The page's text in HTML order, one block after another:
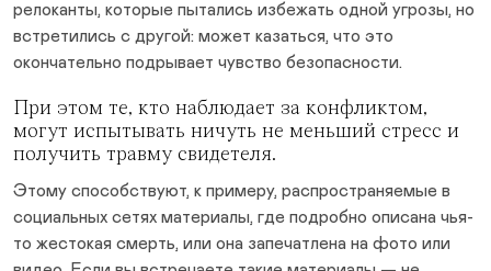
релоканты, которые пытались избежать одной угрозы, но
встретились с другой: может казаться, что это
окончательно подрывает чувство безопасности.
При этом те, кто наблюдает за конфликтом,
могут испытывать ничуть не меньший стресс и
получить травму свидетеля.
Этому способствуют, к примеру, распространяемые в
социальных сетях материалы, где подробно описана чья-
то жестокая смерть, или она запечатлена на фото или